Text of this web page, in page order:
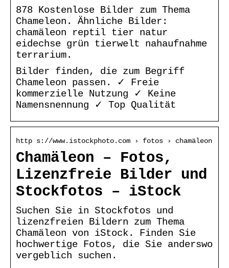
878 Kostenlose Bilder zum Thema
Chameleon. Ähnliche Bilder:
chamäleon reptil tier natur
eidechse grün tierwelt nahaufnahme
terrarium.
Bilder finden, die zum Begriff
Chameleon passen. ✓ Freie
kommerzielle Nutzung ✓ Keine
Namensnennung ✓ Top Qualität
http s://www.istockphoto.com › fotos › chamäleon
Chamäleon – Fotos,
Lizenzfreie Bilder und
Stockfotos – iStock
Suchen Sie in Stockfotos und
lizenzfreien Bildern zum Thema
Chamäleon von iStock. Finden Sie
hochwertige Fotos, die Sie anderswo
vergeblich suchen.